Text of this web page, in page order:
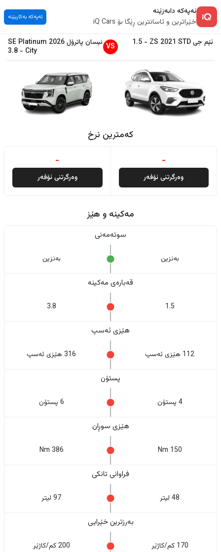
ئەپەکە دابەزێنە
خێراترین و ئاسانترین ڕێگا بۆ iQ Cars
ئەپەکە بەکاربێنە
ئێم جی ZS 2021 STD
-
1.5
VS نیسان پاترۆل2026
SE Platinum
City
-
3.8
کەمترین نرخ
-
وەرگرتنی ئۆفەر
-
وەرگرتنی ئۆفەر
مەکینە و هێز
سوتەمەنی
بەنزین بەنزین
قەبارەی مەکینە
1.5
3.8
هێزی ئەسپ
112 هێزی ئەسپ 316 هێزی ئەسپ
پستۆن
4 پستۆن 6 پستۆن
هێزی سوڕان
150 Nm
386 Nm
فراوانی تانکی
48 لیتر 97 لیتر
بەرزترین خێرایی
170 کم/کاژێر 200 کم/کاژێر